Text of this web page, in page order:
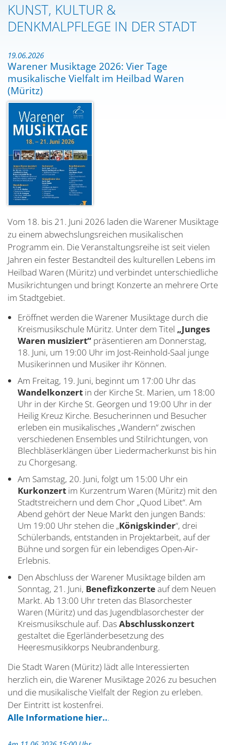
KUNST, KULTUR &
DENKMALPFLEGE IN DER STADT
19.06.2026
Warener Musiktage 2026: Vier Tage
musikalische Vielfalt im Heilbad Waren
(Müritz)
Vom 18. bis 21. Juni 2026 laden die Warener Musiktage
zu einem abwechslungsreichen musikalischen
Programm ein. Die Veranstaltungsreihe ist seit vielen
Jahren ein fester Bestandteil des kulturellen Lebens im
Heilbad Waren (Müritz) und verbindet unterschiedliche
Musikrichtungen und bringt Konzerte an mehrere Orte
im Stadtgebiet.
Eröffnet werden die Warener Musiktage durch die
Kreismusikschule Müritz. Unter dem Titel „Junges
Waren musiziert“ präsentieren am Donnerstag,
18. Juni, um 19:00 Uhr im Jost-Reinhold-Saal junge
Musikerinnen und Musiker ihr Können.
Am Freitag, 19. Juni, beginnt um 17:00 Uhr das
Wandelkonzert in der Kirche St. Marien, um 18:00
Uhr in der Kirche St. Georgen und 19:00 Uhr in der
Heilig Kreuz Kirche. Besucherinnen und Besucher
erleben ein musikalisches „Wandern“ zwischen
verschiedenen Ensembles und Stilrichtungen, von
Blechbläserklängen über Liedermacherkunst bis hin
zu Chorgesang.
Am Samstag, 20. Juni, folgt um 15:00 Uhr ein
Kurkonzert im Kurzentrum Waren (Müritz) mit den
Stadtstreichern und dem Chor „Quod Libet“. Am
Abend gehört der Neue Markt den jungen Bands:
Um 19:00 Uhr stehen die „Königskinder“, drei
Schülerbands, entstanden in Projektarbeit, auf der
Bühne und sorgen für ein lebendiges Open-Air-
Erlebnis.
Den Abschluss der Warener Musiktage bilden am
Sonntag, 21. Juni, Benefizkonzerteauf dem Neuen
Markt. Ab 13:00 Uhr treten das Blasorchester
Waren (Müritz) und das Jugendblasorchester der
Kreismusikschule auf. Das Abschlusskonzert
gestaltet die Egerländerbesetzung des
Heeresmusikkorps Neubrandenburg.
Die Stadt Waren (Müritz) lädt alle Interessierten
herzlich ein, die Warener Musiktage 2026 zu besuchen
und die musikalische Vielfalt der Region zu erleben.
Der Eintritt ist kostenfrei.
Alle Informatione hier...